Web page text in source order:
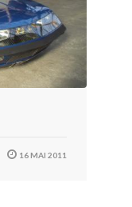
16 MAI 2011